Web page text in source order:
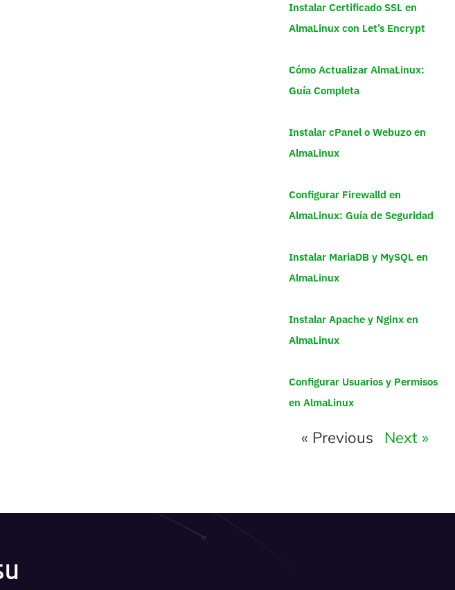
Instalar Certificado SSL en
AlmaLinux con Let’s Encrypt
Cómo Actualizar AlmaLinux:
Guía Completa
Instalar cPanel o Webuzo en
AlmaLinux
Configurar Firewalld en
AlmaLinux: Guía de Seguridad
Instalar MariaDB y MySQL en
AlmaLinux
Instalar Apache y Nginx en
AlmaLinux
Configurar Usuarios y Permisos
en AlmaLinux
« Previous Next »